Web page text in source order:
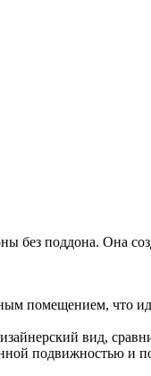
без поддона. Она
помещением, что
вид,
подвижностью